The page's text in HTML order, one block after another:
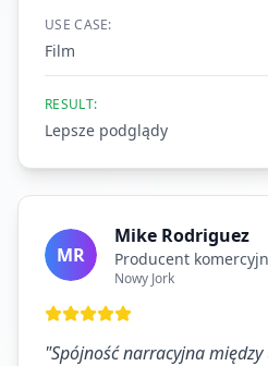
USE CASE:
Film
RESULT:
Lepsze podglądy
MR
Mike Rodriguez
Producent
Nowy Jork
"Spójność narracyjna